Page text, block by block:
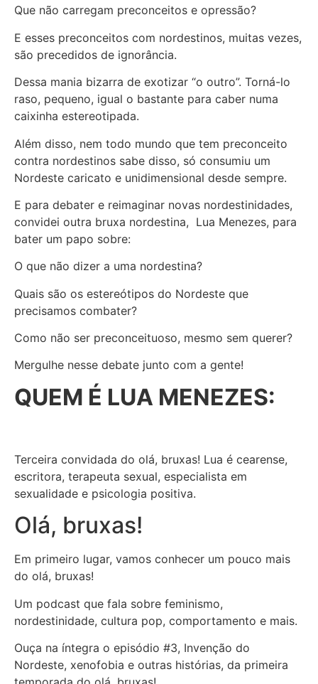
Que não carregam preconceitos e opressão?
E esses preconceitos com nordestinos, muitas vezes,
são precedidos de ignorância.
Dessa mania bizarra de exotizar “o outro”. Torná-lo
raso, pequeno, igual o bastante para caber numa
caixinha estereotipada.
Além disso, nem todo mundo que tem preconceito
contra nordestinos sabe disso, só consumiu um
Nordeste caricato e unidimensional desde sempre.
E para debater e reimaginar novas nordestinidades,
convidei outra bruxa nordestina, Lua Menezes, para
bater um papo sobre:
O que não dizer a uma nordestina?
Quais são os estereótipos do Nordeste que
precisamos combater?
Como não ser preconceituoso, mesmo sem querer?
Mergulhe nesse debate junto com a gente!
QUEM É LUA MENEZES:
Terceira convidada do olá, bruxas! Lua é cearense,
escritora, terapeuta sexual, especialista em
sexualidade e psicologia positiva.
Olá, bruxas!
Em primeiro lugar, vamos conhecer um pouco mais
do olá, bruxas!
Um podcast que fala sobre feminismo,
nordestinidade, cultura pop, comportamento e mais.
Ouça na íntegra o episódio #3, Invenção do
Nordeste, xenofobia e outras histórias, da primeira